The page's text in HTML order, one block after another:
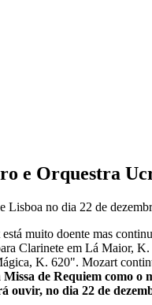
e Orquestra
no dia 22 de
muito doente mas
Clarinete em Lá Maior,
K. 620". Mozart
de Requiem como o
ouvir, no dia 22 de